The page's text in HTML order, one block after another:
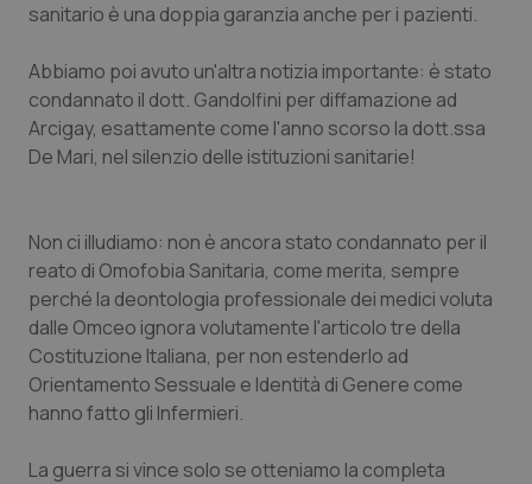
Piemonte
Provincia Autonoma di Bolzano
Provincia Autonoma di Trento
Sardegna
Sicilia
Toscana
Umbria
HIV
Infezioni & Febbre
Ipertensione & Scompenso
Malattia di Crohn & Rettocolite Ulcerosa
Neuroscienze & patologie neurodegenerative
Obesità
Oftalmologia
sanitario è una doppia garanzia anche per i pazienti.
Abbiamo poi avuto un'altra notizia importante: è stato
condannato il dott. Gandolfini per diffamazione ad
Arcigay, esattamente come l'anno scorso la dott.ssa
De Mari, nel silenzio delle istituzioni sanitarie!
Non ci illudiamo: non è ancora stato condannato per il
reato di Omofobia Sanitaria, come merita, sempre
perché la deontologia professionale dei medici voluta
dalle Omceo ignora volutamente l'articolo tre della
Costituzione Italiana, per non estenderlo ad
Orientamento Sessuale e Identità di Genere come
hanno fatto gli Infermieri.
La guerra si vince solo se otteniamo la completa